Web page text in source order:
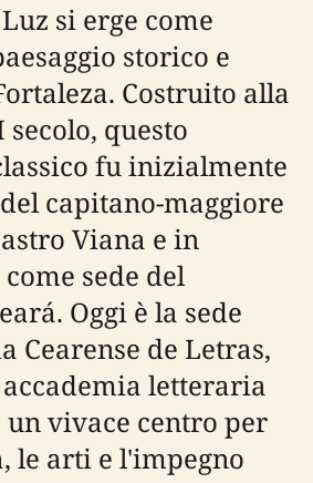
si erge come
storico e
Costruito alla
questo
fu inizialmente
capitano-maggiore
Viana e in
sede del
Oggi è la sede
Cearense de Letras,
letteraria
un vivace centro per
le arti e l'impegno